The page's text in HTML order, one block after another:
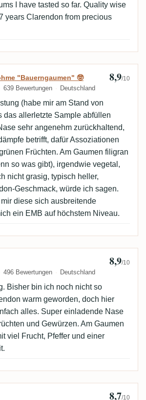
I have tasted so far. Quality wise
years Clarendon from precious
Gunnar Böhme
"Bauerngaumen" 🤓
639 Bewertungen Deutschland
8,9/10
(habe mir am Stand von
das allerletzte Sample abfüllen
sehr angenehm zurückhaltend,
betrifft, dafür Assoziationen
Früchten. Am Gaumen filigran
so was gibt), irgendwie vegetal,
nicht grasig, typisch heller,
Geschmack, würde ich sagen.
diese sich ausbreitende
ein EMB auf höchstem Niveau.
Basti
496 Bewertungen Deutschland
8,9/10
Bisher bin ich noch nicht so
warm geworden, doch hier
alles. Super einladende Nase
und Gewürzen. Am Gaumen
viel Frucht, Pfeffer und einer
DomM 8,7/10